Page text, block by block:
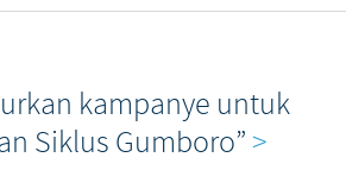
kampanye untuk
Siklus Gumboro” >